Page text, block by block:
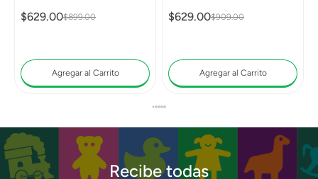
G0820
$629.00$899.00
Agregar al Carrito
$629.00$909.00
Agregar al Carrito
Recibe todas